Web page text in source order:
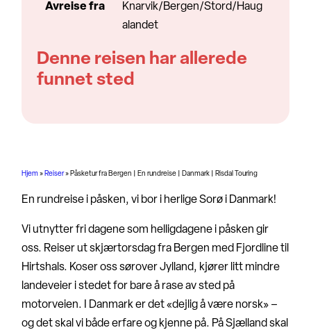
Hjem» Reiser» Påsketur fra Bergen | En rundreise | Danmark | Risdal Touring
En rundreise i påsken, vi bor i herlige Sorø i Danmark!
Vi utnytter fri dagene som helligdagene i påsken gir
oss. Reiser ut skjærtorsdag fra Bergen med Fjordline til
Hirtshals. Koser oss sørover Jylland, kjører litt mindre
landeveier i stedet for bare å rase av sted på
motorveien. I Danmark er det «dejlig å være norsk» –
og det skal vi både erfare og kjenne på. På Sjælland skal
Avreise fra
Knarvik/Bergen/Stord/Haug
alandet
Denne reisen har allerede
funnet sted